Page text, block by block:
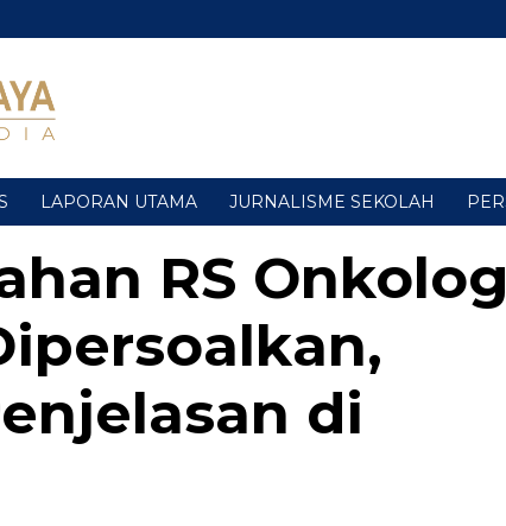
LAPORAN UTAMA JURNALISME SEKOLAH
RS
di